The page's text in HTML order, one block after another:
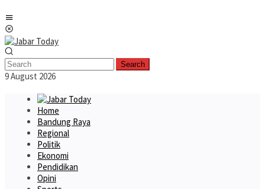
to
content
Search
9 August 2026
Home
Bandung Raya
Regional
Politik
Ekonomi
Pendidikan
Opini